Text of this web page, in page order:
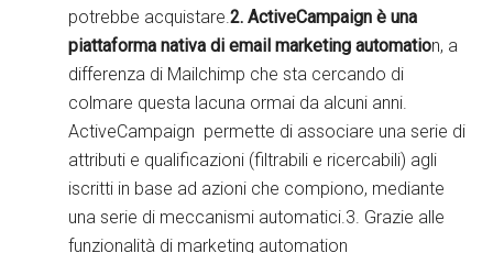
potrebbe acquistare.2. ActiveCampaign è una
piattaforma nativa di email marketing automation, a
differenza di Mailchimp che sta cercando di
colmare questa lacuna ormai da alcuni anni.
ActiveCampaign permette di associare una serie di
attributi e qualificazioni (filtrabili e ricercabili) agli
iscritti in base ad azioni che compiono, mediante
una serie di meccanismi automatici.3. Grazie alle
funzionalità di marketing automation